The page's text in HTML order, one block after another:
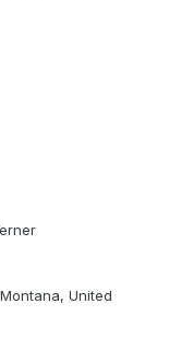
United